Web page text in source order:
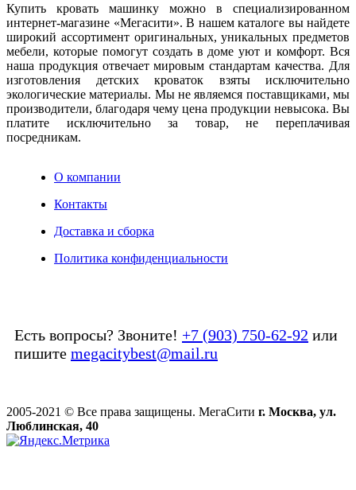
Купить кровать машинку можно в специализированном
интернет-магазине «Мегасити». В нашем каталоге вы найдете
широкий ассортимент оригинальных, уникальных предметов
мебели, которые помогут создать в доме уют и комфорт. Вся
наша продукция отвечает мировым стандартам качества. Для
изготовления детских кроваток взяты исключительно
экологические материалы. Мы не являемся поставщиками, мы
производители, благодаря чему цена продукции невысока. Вы
платите исключительно за товар, не переплачивая
посредникам.
О компании
Контакты
Доставка и сборка
Политика конфиденциальности
Есть вопросы? Звоните! +7 (903) 750-62-92 или
пишите megacitybest@mail.ru
2005-2021 © Все права защищены. МегаСити г. Москва, ул.
Люблинская, 40